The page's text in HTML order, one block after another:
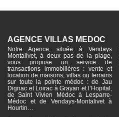
AGENCE VILLAS MÉDOC
Notre Agence, située à Vendays
Montalivet, à deux pas de la plage,
vous propose un service de
transactions immobilières : vente et
location de maisons, villas ou terrains
sur toute la pointe médoc : de Jau
Dignac et Loirac à Grayan et l’Hopital,
de Saint Vivien Médoc à Lesparre-
Médoc et de Vendays-Montalivet à
Hourtin…